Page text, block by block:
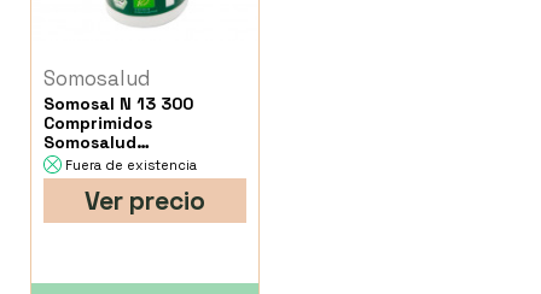
Somosalud
Somosal N 13 300
Comprimidos
Somosalud
Naturalpharma 300
Comprimidos
Fuera de existencia
Ver precio